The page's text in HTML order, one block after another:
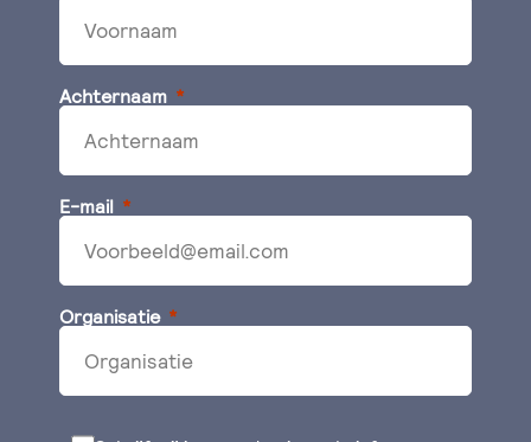
Achternaam
E-mail
Organisatie